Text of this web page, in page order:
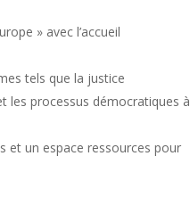
» avec l’accueil
tels que la justice
les processus démocratiques à
et un espace ressources pour